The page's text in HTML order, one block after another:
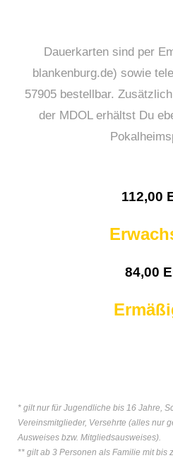
Dauerkarten sind per
blankenburg.de) sowie
57905 bestellbar.
der MDOL erhältst Du
112,00
84,00
* gilt nur für Jugendliche bis 16 Jahre,
Vereinsmitglieder, Versehrte (alles nur
Ausweises bzw. Mitgliedsausweises).
** gilt ab 3 Personen als Familie mit bis